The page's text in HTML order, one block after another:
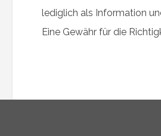
lediglich als Information
Eine Gewähr für die